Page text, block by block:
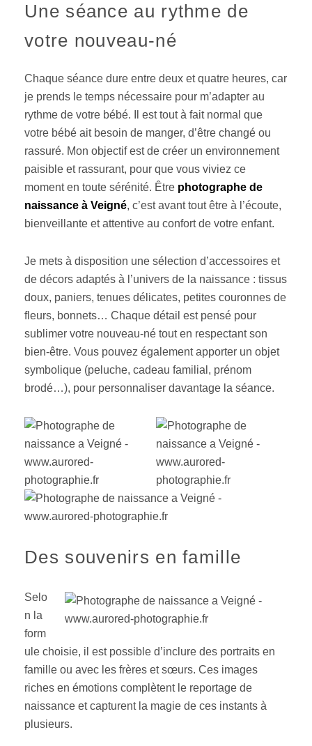
Une séance au rythme de
votre nouveau-né
Chaque séance dure entre deux et quatre heures, car
je prends le temps nécessaire pour m’adapter au
rythme de votre bébé. Il est tout à fait normal que
votre bébé ait besoin de manger, d’être changé ou
rassuré. Mon objectif est de créer un environnement
paisible et rassurant, pour que vous viviez ce
moment en toute sérénité. Être photographe de
naissance à Veigné, c’est avant tout être à l’écoute,
bienveillante et attentive au confort de votre enfant.
Je mets à disposition une sélection d’accessoires et
de décors adaptés à l’univers de la naissance : tissus
doux, paniers, tenues délicates, petites couronnes de
fleurs, bonnets… Chaque détail est pensé pour
sublimer votre nouveau-né tout en respectant son
bien-être. Vous pouvez également apporter un objet
symbolique (peluche, cadeau familial, prénom
brodé…), pour personnaliser davantage la séance.
Des souvenirs en famille
Selo
n la
form
ule choisie, il est possible d’inclure des portraits en
famille ou avec les frères et sœurs. Ces images
riches en émotions complètent le reportage de
naissance et capturent la magie de ces instants à
plusieurs.